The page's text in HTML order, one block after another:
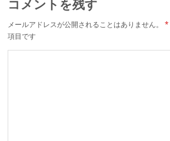
コメントを残す
メールアドレスが公開されることはありません。 *
項目です